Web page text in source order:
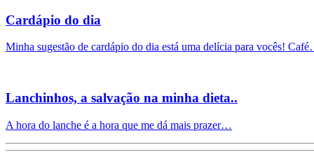
Cardápio do dia
Minha sugestão de cardápio do dia está uma delícia para vocês!
Lanchinhos, a salvação na minha dieta..
A hora do lanche é a hora que me dá mais prazer…